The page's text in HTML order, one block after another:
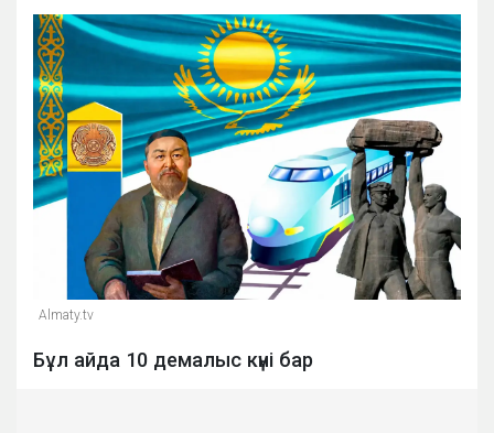
Almaty.tv
Бұл айда 10 демалыс күні бар